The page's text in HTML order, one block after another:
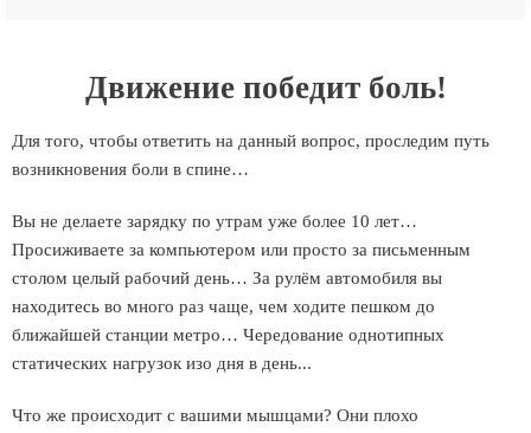
Движение победит боль!
Для того, чтобы ответить на данный вопрос, проследим путь
возникновения боли в спине…
Вы не делаете зарядку по утрам уже более 10 лет…
Просиживаете за компьютером или просто за письменным
столом целый рабочий день… За рулём автомобиля вы
находитесь во много раз чаще, чем ходите пешком до
ближайшей станции метро… Чередование однотипных
статических нагрузок изо дня в день...
Что же происходит с вашими мышцами? Они плохо